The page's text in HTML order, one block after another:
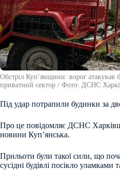
Обстріл Куп’янщини: ворог атакував
приватний сектор / Фото: ДСНС
Під удар потрапили будинки за
Про це повідомляє ДСНС
новини Куп’янська.
Прильоти були такої сили, що
сусідні будівлі посікло